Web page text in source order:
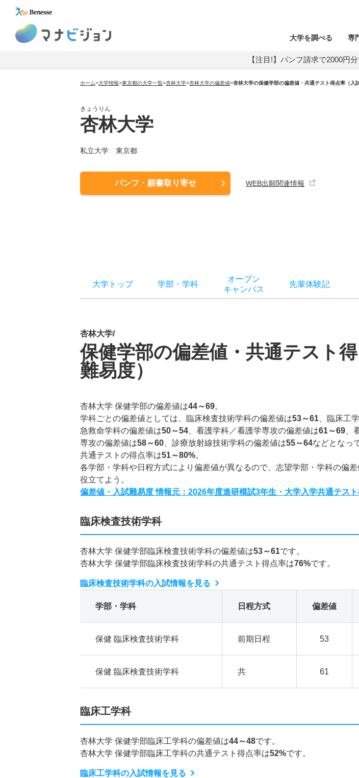
大学を調べる 専
【注目!】パンフ請求で2000円
ホーム>大学情報>東京都の大学一覧>杏林大学>杏林大学の偏差値>杏林大学の保健学部の偏差値・共通テスト得点率（入
きょうりん
杏林大学
私立大学 東京都
パンフ・願書取り寄せ WEB出願関連情報
大学トップ 学部 ・ 学科
オープン
キャンパス
先輩体験記
杏林大学/
保健学部の偏差値・共通テスト
難易度）
杏林大学 保健学部の偏差値は44～69。
学科ごとの偏差値としては、臨床検査技術学科の偏差値は53～61 、臨床工
急救命学科の偏差値は50～54 、看護学科／看護学専攻の偏差値は61～69 、
専攻の偏差値は58～60 、診療放射線技術学科の偏差値は55～64などとなっ
共通テストの得点率は51～80%。
各学部・学科や日程方式により偏差値が異なるので、志望学部・学科の偏
役立てよう。
偏差値・入試難易度 情報元：2026年度進研模試3年生・大学入学共通テスト
臨床検査技術学科
杏林大学 保健学部臨床検査技術学科の偏差値は53～61です。
杏林大学 保健学部臨床検査技術学科の共通テスト得点率は76%です。
臨床検査技術学科の入試情報を見る
学部・学科 日程方式 偏差値
保健 臨床検査技術学科 前期日程 53
保健 臨床検査技術学科 共 61
臨床工学科
杏林大学 保健学部臨床工学科の偏差値は44～48です。
杏林大学 保健学部臨床工学科の共通テスト得点率は52%です。
臨床工学科の入試情報を見る